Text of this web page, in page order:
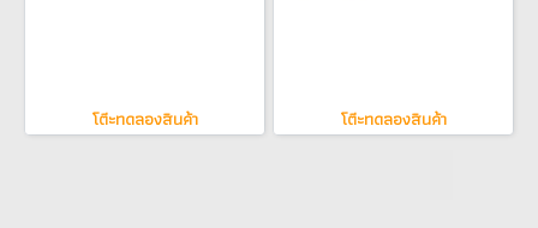
โตีะทดลองสินค้า โตีะทดลองสินค้า